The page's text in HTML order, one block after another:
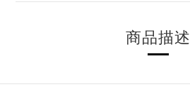
商品描述